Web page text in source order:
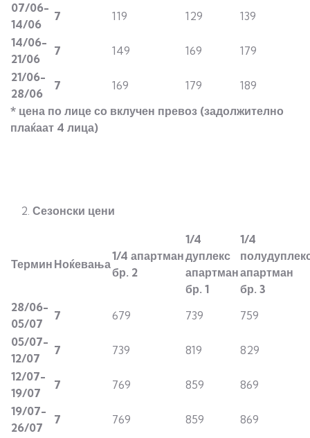
07/06-
14/06
7 119 129
139
14/06-
21/06
7 149 169
179
21/06-
28/06
7 169 179
189
* цена по лице со вклучен превоз (задолжително
плаќаат 4 лица)
Сезонски цени
Термин Ноќевања
1/4 апартман
бр. 2
1/4
дуплекс
апартман
бр. 1
1/4
апартман
бр. 3
28/06-
05/07
7 679 739
759
05/07-
12/07
7 739 819
829
12/07-
19/07
7 769 859
869
19/07-
26/07
7 769 859
869